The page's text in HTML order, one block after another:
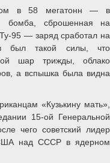
в 58 мегатонн — в
бомба, сброшенная на
95 — заряд сработал на
был такой силы, что
шар трижды, облако
а вспышка была видна
«Кузькину мать»,
15-ой Генеральной
чего советский лидер
США над СССР в ядерном